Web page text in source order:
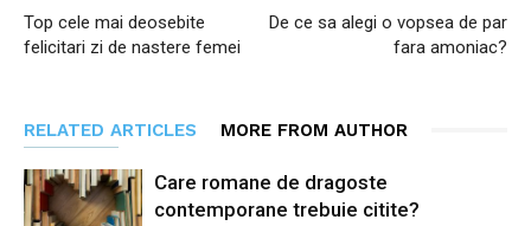
Top cele mai deosebite
felicitari zi de nastere femei
De ce sa alegi o vopsea de par
fara amoniac?
RELATED ARTICLES MORE FROM AUTHOR
Care romane de dragoste
contemporane trebuie citite?